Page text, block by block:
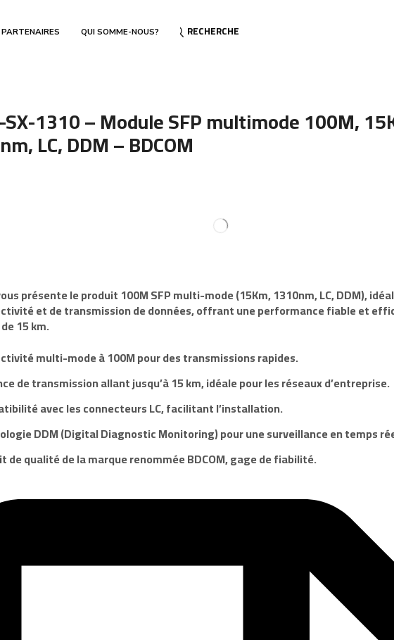
QUI SOMME-NOUS? RECHERCHE
SX-1310 – Module SFP multimode 100M,
LC, DDM – BDCOM
présente le produit 100M SFP multi-mode (15Km, 1310nm, LC, DDM),
et de transmission de données, offrant une performance fiable et
15 km.
multi-mode à 100M pour des transmissions rapides.
de transmission allant jusqu’à 15 km, idéale pour les réseaux d’entreprise.
avec les connecteurs LC, facilitant l’installation.
DDM (Digital Diagnostic Monitoring) pour une surveillance en temps
de qualité de la marque renomméeBDCOM, gage de fiabilité.